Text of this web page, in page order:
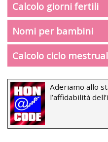
Calcolo giorni fertili
Nomi per bambini
Calcolo ciclo
Aderiamo allo
l’affidabilità